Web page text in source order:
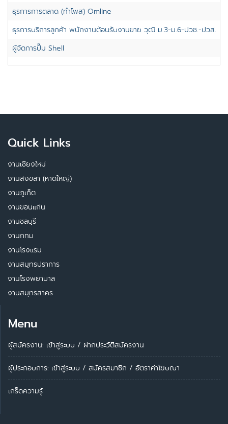
ธุรการการตลาด (ทำโพส) Omline
ธุรการบริการลูกค้า พนักงานต้อนรับงานขาย วุฒิ ม.3-ม.6-ปวช.-ปวส.
ผู้จัดการปั๊ม Shell
Quick Links
งานเชียงใหม่
งานสงขลา (หาดใหญ่)
งานภูเก็ต
งานขอนแก่น
งานชลบุรี
งานกทม
งานโรงแรม
งานสมุทรปราการ
งานโรงพยาบาล
งานสมุทรสาคร
Menu
ผู้สมัครงาน: เข้าสู่ระบบ / ฝากประวัติสมัครงาน
ผู้ประกอบการ: เข้าสู่ระบบ / สมัครสมาชิก / อัตราค่าโฆษณา
เกร็ดความรู้